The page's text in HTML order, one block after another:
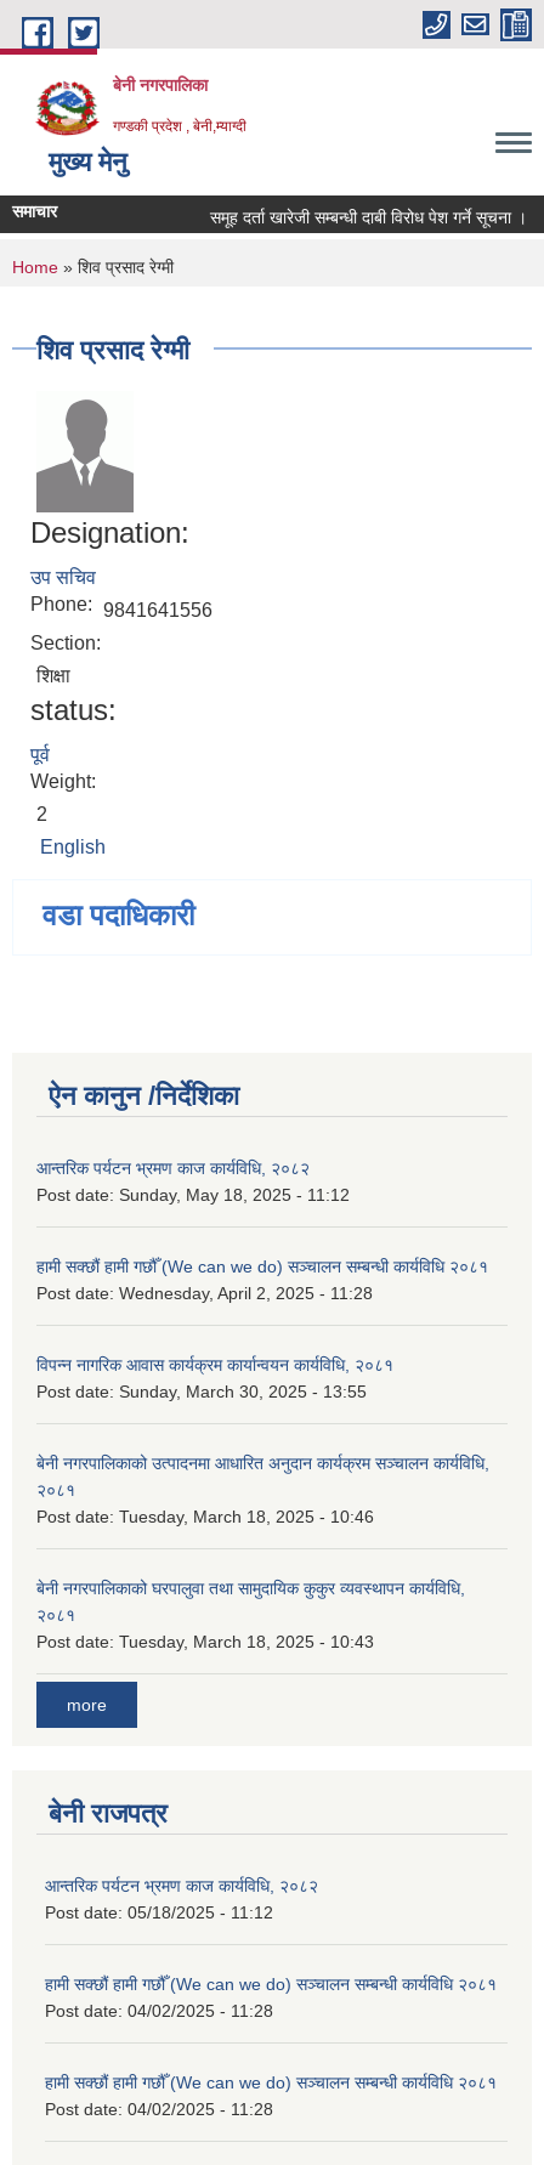
Skip to main content
बेनी नगरपालिका
गण्डकी प्रदेश , बेनी,म्याग्दी
मुख्य मेनु
समाचार समूह दर्ता खारेजी सम्बन्धी दाबी विरोध पेश गर्ने सूचना ।
You are here
Home » शिव प्रसाद रेग्मी
शिव प्रसाद रेग्मी
Designation:
उप सचिव
Phone: 9841641556
Section:
शिक्षा
status:
पूर्व
Weight:
2
English
वडा पदाधिकारी
ऐन कानुन /निर्देशिका
आन्तरिक पर्यटन भ्रमण काज कार्यविधि, २०८२
Post date: Sunday, May 18, 2025 - 11:12
हामी सक्छौं हामी गछौँ (We can we do) सञ्चालन सम्बन्धी कार्यविधि २०८१
Post date: Wednesday, April 2, 2025 - 11:28
विपन्न नागरिक आवास कार्यक्रम कार्यान्वयन कार्यविधि, २०८१
Post date: Sunday, March 30, 2025 - 13:55
बेनी नगरपालिकाको उत्पादनमा आधारित अनुदान कार्यक्रम सञ्‍चालन कार्यविधि,
२०८१
Post date: Tuesday, March 18, 2025 - 10:46
बेनी नगरपालिकाको घरपालुवा तथा सामुदायिक कुकुर व्यवस्थापन कार्यविधि,
२०८१
Post date: Tuesday, March 18, 2025 - 10:43
more
बेनी राजपत्र
आन्तरिक पर्यटन भ्रमण काज कार्यविधि, २०८२
Post date: 05/18/2025 - 11:12
हामी सक्छौं हामी गछौँ (We can we do) सञ्चालन सम्बन्धी कार्यविधि २०८१
Post date: 04/02/2025 - 11:28
हामी सक्छौं हामी गछौँ (We can we do) सञ्चालन सम्बन्धी कार्यविधि २०८१
Post date: 04/02/2025 - 11:28